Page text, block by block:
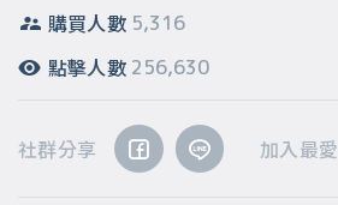
購買人數 5,316
點擊人數 256,630
社群分享 加入最愛